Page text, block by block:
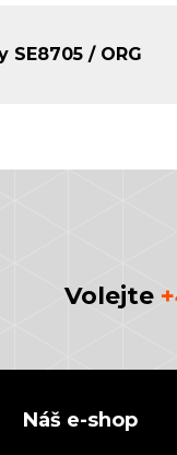
/ ORG
Volejte
Náš e-shop